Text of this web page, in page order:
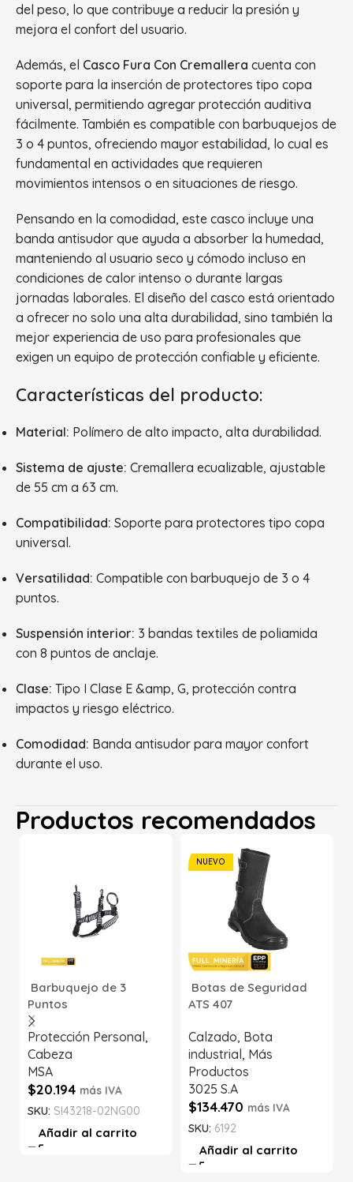
del peso, lo que contribuye a reducir la presión y
mejora el confort del usuario.
Además, el Casco Fura Con Cremallera cuenta con
soporte para la inserción de protectores tipo copa
universal, permitiendo agregar protección auditiva
fácilmente. También es compatible con barbuquejos de
3 o 4 puntos, ofreciendo mayor estabilidad, lo cual es
fundamental en actividades que requieren
movimientos intensos o en situaciones de riesgo.
Pensando en la comodidad, este casco incluye una
banda antisudor que ayuda a absorber la humedad,
manteniendo al usuario seco y cómodo incluso en
condiciones de calor intenso o durante largas
jornadas laborales. El diseño del casco está orientado
a ofrecer no solo una alta durabilidad, sino también la
mejor experiencia de uso para profesionales que
exigen un equipo de protección confiable y eficiente.
Características del producto:
Material: Polímero de alto impacto, alta durabilidad.
Sistema de ajuste: Cremallera ecualizable, ajustable
de 55 cm a 63 cm.
Compatibilidad: Soporte para protectores tipo copa
universal.
Versatilidad: Compatible con barbuquejo de 3 o 4
puntos.
Suspensión interior: 3 bandas textiles de poliamida
con 8 puntos de anclaje.
Clase: Tipo I Clase E &amp, G, protección contra
impactos y riesgo eléctrico.
Comodidad: Banda antisudor para mayor confort
durante el uso.
Productos recomendados
Barbuquejo de 3
Puntos
Protección Personal,
Cabeza
MSA
$20.194 más IVA
SKU: SI43218-02NG00
Añadir al carrito
NUEVO
Botas de Seguridad
ATS 407
Calzado, Bota
industrial, Más
Productos
3025 S.A
$134.470 más IVA
SKU: 6192
Añadir al carrito